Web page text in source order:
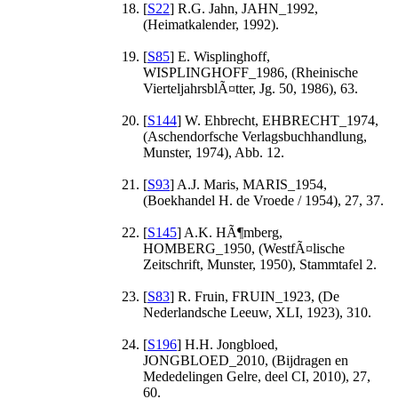
[S22] R.G. Jahn, JAHN_1992,
(Heimatkalender, 1992).
[S85] E. Wisplinghoff,
WISPLINGHOFF_1986, (Rheinische
VierteljahrsblÃ¤tter, Jg. 50, 1986), 63.
[S144] W. Ehbrecht, EHBRECHT_1974,
(Aschendorfsche Verlagsbuchhandlung,
Munster, 1974), Abb. 12.
[S93] A.J. Maris, MARIS_1954,
(Boekhandel H. de Vroede / 1954), 27, 37.
[S145] A.K. HÃ¶mberg,
HOMBERG_1950, (WestfÃ¤lische
Zeitschrift, Munster, 1950), Stammtafel 2.
[S83] R. Fruin, FRUIN_1923, (De
Nederlandsche Leeuw, XLI, 1923), 310.
[S196] H.H. Jongbloed,
JONGBLOED_2010, (Bijdragen en
Mededelingen Gelre, deel CI, 2010), 27,
60.